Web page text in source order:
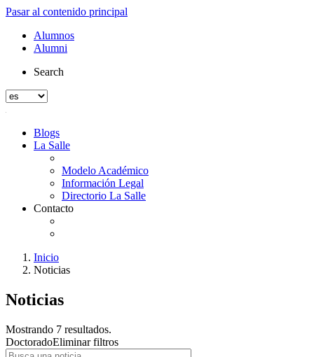
Pasar al contenido principal
Alumnos
Alumni
Search
Blogs
La Salle
Modelo Académico
Información Legal
Directorio La Salle
Contacto
Inicio
Noticias
Noticias
Mostrando 7 resultados.
DoctoradoEliminar filtros